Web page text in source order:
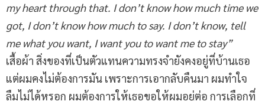
my heart through that. I don’t know how much time we
got, I don’t know how much to say. I don’t know, tell
me what you want, I want you to want me to stay”
เสื้อผ้า สิ่งของที่เป็นตัวแทนความทรงจำยังคงอยู่ที่บ้านเธอ
แต่ผมคงไม่ต้องการมัน เพราะการเอากลับคืนมา ผมทำใจ
ลืมไม่ได้หรอก ผมต้องการให้เธอขอให้ผมอยู่ต่อ การเลือกที่